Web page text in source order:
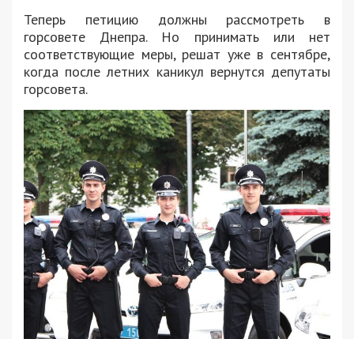
Теперь петицию должны рассмотреть в
горсовете Днепра. Но принимать или нет
соответствующие меры, решат уже в сентябре,
когда после летних каникул вернутся депутаты
горсовета.